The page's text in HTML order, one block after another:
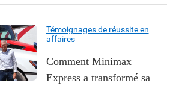
Témoignages de réussite en
affaires
Comment Minimax
Express a transformé sa